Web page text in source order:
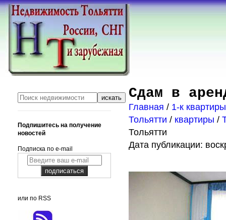
Сдам в
Главная / 1-к
Тольятти / квартиры /
Тольятти
Дата публикации:
Подпишитесь на получение
новостей
Подписка по e-mail
или по RSS